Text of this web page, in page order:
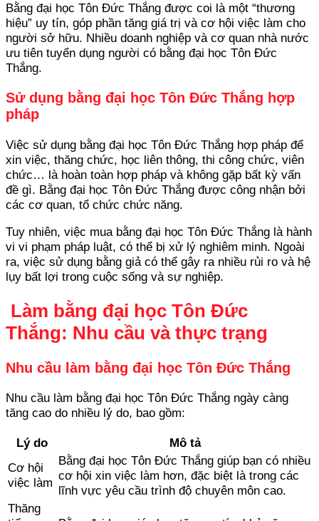
Bằng đại học Tôn Đức Thắng được coi là một “thương
hiệu” uy tín, góp phần tăng giá trị và cơ hội việc làm cho
người sở hữu. Nhiều doanh nghiệp và cơ quan nhà nước
ưu tiên tuyển dụng người có bằng đại học Tôn Đức
Thắng.
Sử dụng bằng đại học Tôn Đức Thắng hợp
pháp
Việc sử dụng bằng đại học Tôn Đức Thắng hợp pháp để
xin việc, thăng chức, học liên thông, thi công chức, viên
chức… là hoàn toàn hợp pháp và không gặp bất kỳ vấn
đề gì. Bằng đại học Tôn Đức Thắng được công nhận bởi
các cơ quan, tổ chức chức năng.
Tuy nhiên, việc mua bằng đại học Tôn Đức Thắng là hành
vi vi phạm pháp luật, có thể bị xử lý nghiêm minh. Ngoài
ra, việc sử dụng bằng giả có thể gây ra nhiều rủi ro và hệ
lụy bất lợi trong cuộc sống và sự nghiệp.
Làm bằng đại học Tôn Đức
Thắng: Nhu cầu và thực trạng
Nhu cầu làm bằng đại học Tôn Đức Thắng
Nhu cầu làm bằng đại học Tôn Đức Thắng ngày càng
tăng cao do nhiều lý do, bao gồm:
Lý do
Mô tả
Cơ hội
việc làm
Bằng đại học Tôn Đức Thắng giúp bạn có nhiều
cơ hội xin việc làm hơn, đặc biệt là trong các
lĩnh vực yêu cầu trình độ chuyên môn cao.
Thăng